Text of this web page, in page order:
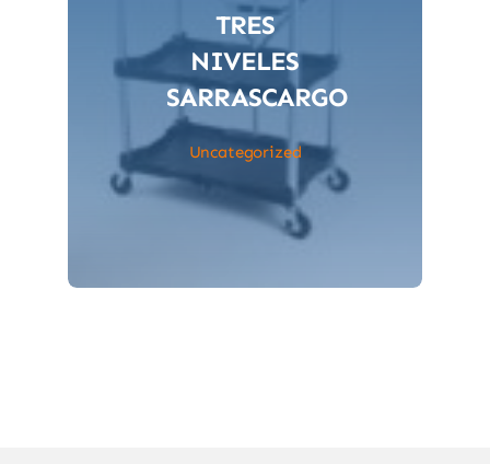
TRES
NIVELES
SARRASCARGO
Uncategorized